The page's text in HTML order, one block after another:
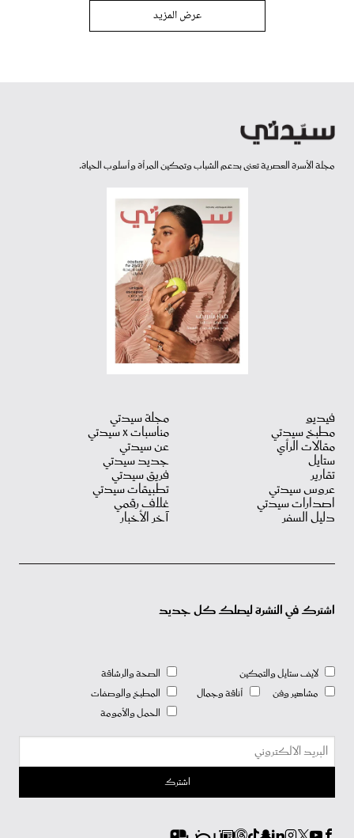
عرض المزيد
مجلة الأسرة العصرية تعنى بدعم الشباب وتمكين المرأة وأسلوب الحياة.
فيديو
مطبخ سيدتي
مقالات الرأي
ستايل
تقارير
عروس سيدتي
اصدارات سيدتي
دليل السفر
مجلة سيدتي
مناسبات X سيدتي
عن سيدتي
جديد سيدتي
فريق سيدتي
تطبيقات سيدتي
غلاف رقمي
آخر الأخبار
اشترك في النشرة ليصلك كل جديد
لايف ستايل والتمكين
مشاهير وفن
أناقة وجمال
الصحة والرشاقة
المطبخ والوصفات
الحمل والأمومة